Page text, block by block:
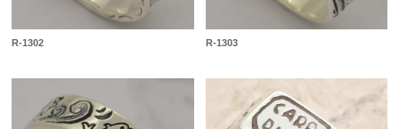
R-1302 R-1303